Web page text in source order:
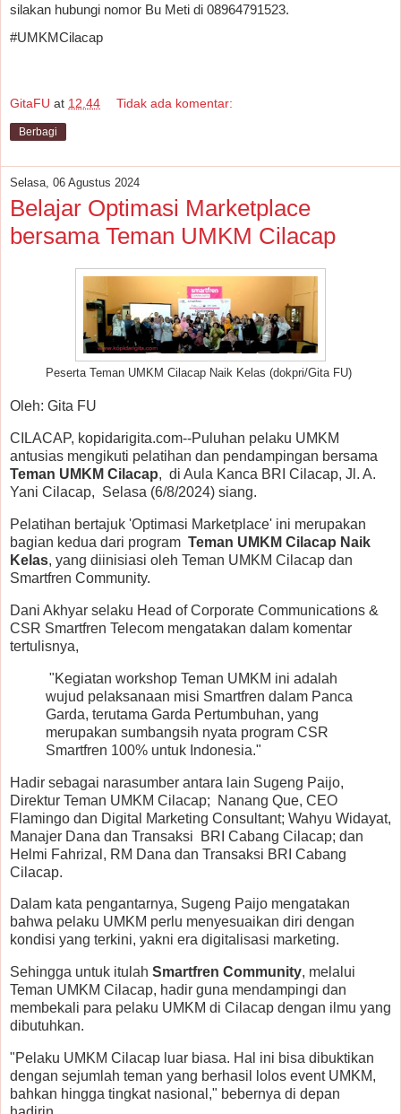
silakan hubungi nomor Bu Meti di 08964791523.
#UMKMCilacap
GitaFU at 12.44 Tidak ada komentar:
Berbagi
Selasa, 06 Agustus 2024
Belajar Optimasi Marketplace
bersama Teman UMKM Cilacap
Peserta Teman UMKM Cilacap Naik Kelas (dokpri/Gita FU)
Oleh: Gita FU
CILACAP, kopidarigita.com--Puluhan pelaku UMKM
antusias mengikuti pelatihan dan pendampingan bersama
Teman UMKM Cilacap, di Aula Kanca BRI Cilacap, Jl. A.
Yani Cilacap, Selasa (6/8/2024) siang.
Pelatihan bertajuk 'Optimasi Marketplace' ini merupakan
bagian kedua dari program Teman UMKM Cilacap Naik
Kelas, yang diinisiasi oleh Teman UMKM Cilacap dan
Smartfren Community.
Dani Akhyar selaku Head of Corporate Communications &
CSR Smartfren Telecom mengatakan dalam komentar
tertulisnya,
"Kegiatan workshop Teman UMKM ini adalah
wujud pelaksanaan misi Smartfren dalam Panca
Garda, terutama Garda Pertumbuhan, yang
merupakan sumbangsih nyata program CSR
Smartfren 100% untuk Indonesia."
Hadir sebagai narasumber antara lain Sugeng Paijo,
Direktur Teman UMKM Cilacap; Nanang Que, CEO
Flamingo dan Digital Marketing Consultant; Wahyu Widayat,
Manajer Dana dan Transaksi BRI Cabang Cilacap; dan
Helmi Fahrizal, RM Dana dan Transaksi BRI Cabang
Cilacap.
Dalam kata pengantarnya, Sugeng Paijo mengatakan
bahwa pelaku UMKM perlu menyesuaikan diri dengan
kondisi yang terkini, yakni era digitalisasi marketing.
Sehingga untuk itulah Smartfren Community, melalui
Teman UMKM Cilacap, hadir guna mendampingi dan
membekali para pelaku UMKM di Cilacap dengan ilmu yang
dibutuhkan.
"Pelaku UMKM Cilacap luar biasa. Hal ini bisa dibuktikan
dengan sejumlah teman yang berhasil lolos event UMKM,
bahkan hingga tingkat nasional," bebernya di depan